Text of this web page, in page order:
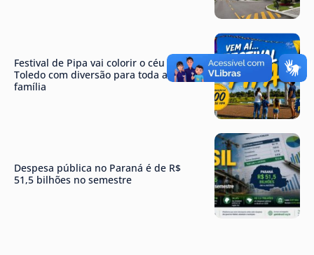
Festival de Pipa vai colorir o céu de
Toledo com diversão para toda a
família
Despesa pública no Paraná é de R$
51,5 bilhões no semestre